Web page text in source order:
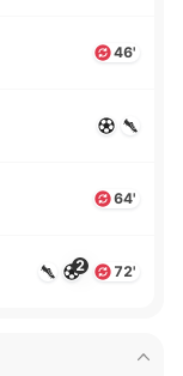
46'
64'
2 72'